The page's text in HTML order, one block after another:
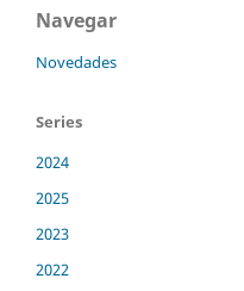
Navegar
Novedades
Series
2024
2025
2023
2022